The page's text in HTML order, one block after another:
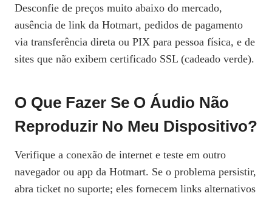
Desconfie de preços muito abaixo do mercado,
ausência de link da Hotmart, pedidos de pagamento
via transferência direta ou PIX para pessoa física, e de
sites que não exibem certificado SSL (cadeado verde).
O Que Fazer Se O Áudio Não
Reproduzir No Meu Dispositivo?
Verifique a conexão de internet e teste em outro
navegador ou app da Hotmart. Se o problema persistir,
abra ticket no suporte; eles fornecem links alternativos